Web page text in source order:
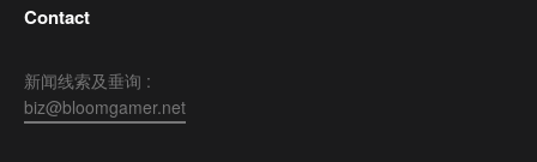
Contact
新闻线索及垂询 :
biz@bloomgamer.net